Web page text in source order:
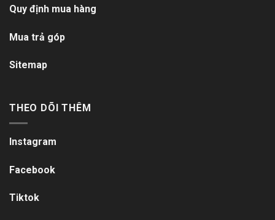
Quy định mua hàng
Mua trả góp
Sitemap
THEO DÕI THÊM
Instagram
Facebook
Tiktok